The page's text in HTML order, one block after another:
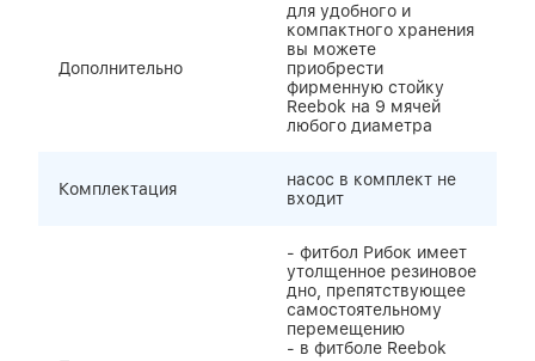
Дополнительно
для удобного и
компактного хранения
вы можете
приобрести
фирменную стойку
Reebok на 9 мячей
любого диаметра
Комплектация
насос в комплект не
входит
- фитбол Рибок имеет
утолщенное резиновое
дно, препятствующее
самостоятельному
перемещению
- в фитболе Reebok